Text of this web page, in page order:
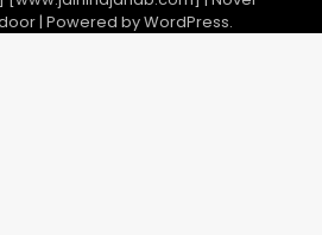
| Powered byWordPress.